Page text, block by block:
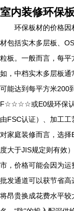
室内装修环保
环保板材的价格因
材包括实木多层板、
粒板。一般而言，每平
如，中档实木多层板
可能达到每平方米200
F☆☆☆☆或E0级环保认
由FSC认证）、加工工
对家庭装修而言，选
度大于JIS规定则有效
市，价格可能会因为
批发通道可以获节省
将昂贵换成花费水平